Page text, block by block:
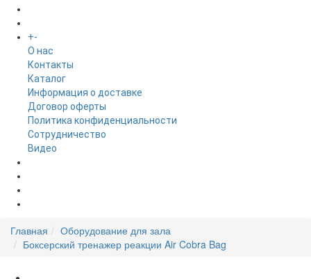
+-
O нас
Контакты
Каталог
Информация о доставке
Договор оферты
Политика конфиденциальности
Сотрудничество
Видео
Главная
Оборудование для зала
Боксерский тренажер реакции Air Cobra Bag